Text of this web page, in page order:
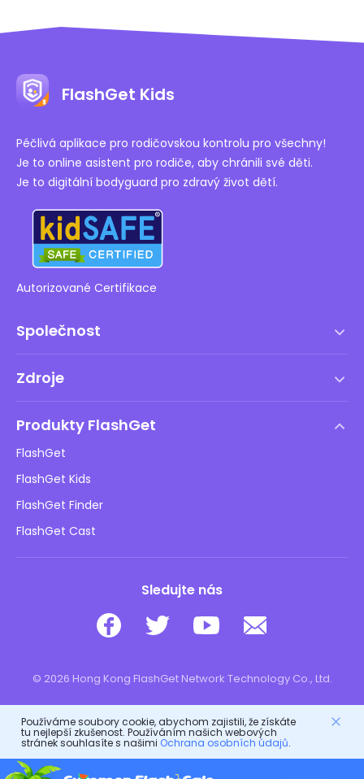
FlashGet Kids
Péčlivá aplikace pro rodičovskou kontrolu pro všechny!
Je to online asistent pro rodiče, aby chránili své děti.
Je to digitální bodyguard pro zdravý život dětí.
Autorizované Certifikace
Společnost
Licenční smlouva s koncovým uživatelem
Zásady DMCA
Ochrana osobních údajů
Reklamní zásady
Neprodávejte mé informace
Zdroje
Bezpečnost dětí online
Stáhnout
Produkty FlashGet
FlashGet
FlashGet Kids
FlashGet Finder
FlashGet Cast
Sledujte nás
© 2026 Hong Kong FlashGet Network Technology Co., Ltd.
Používáme soubory cookie, abychom zajistili, že získáte
tu nejlepší zkušenost. Používáním našich webových
stránek souhlasíte s našimi Ochrana osobních údajů.